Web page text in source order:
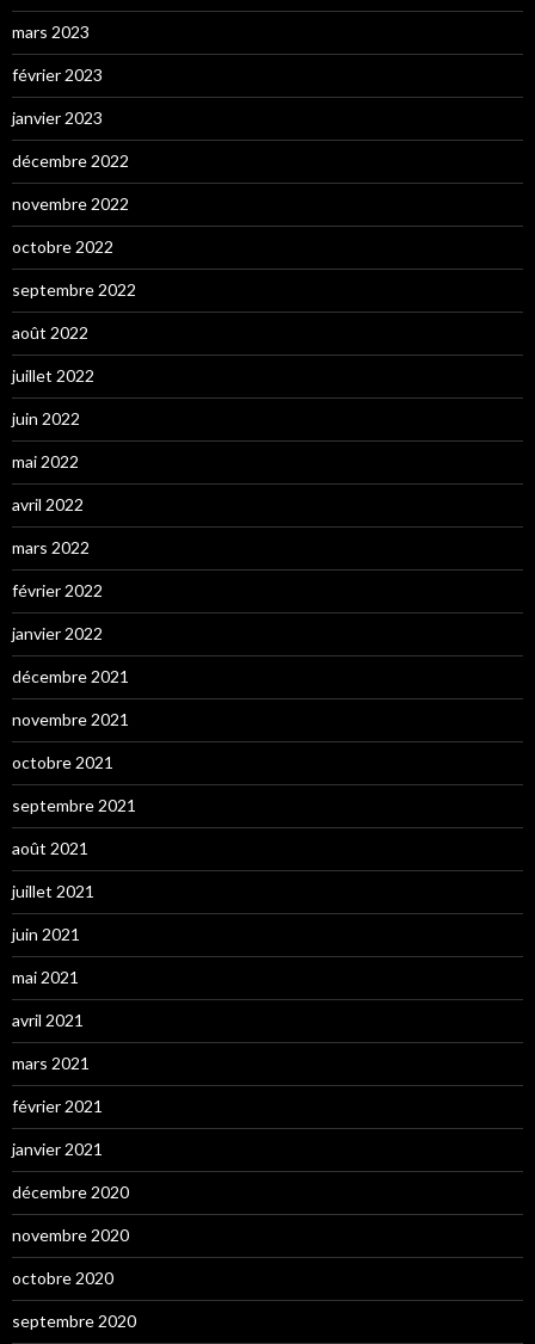
mars 2023
février 2023
janvier 2023
décembre 2022
novembre 2022
octobre 2022
septembre 2022
août 2022
juillet 2022
juin 2022
mai 2022
avril 2022
mars 2022
février 2022
janvier 2022
décembre 2021
novembre 2021
octobre 2021
septembre 2021
août 2021
juillet 2021
juin 2021
mai 2021
avril 2021
mars 2021
février 2021
janvier 2021
décembre 2020
novembre 2020
octobre 2020
septembre 2020